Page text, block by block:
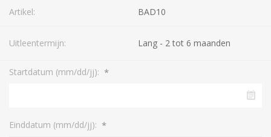
Artikel: BAD10
Uitleentermijn: Lang - 2 tot 6 maanden
Startdatum (mm/dd/jj): *
Einddatum (mm/dd/jj): *